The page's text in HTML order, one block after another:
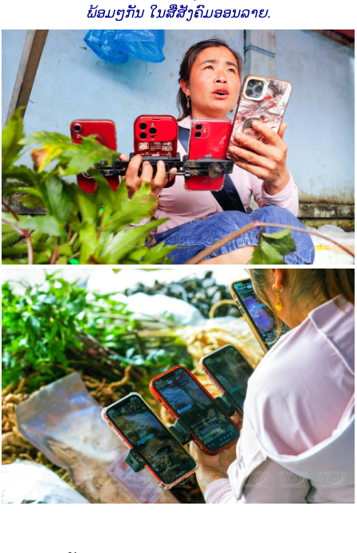
ພ້ອມໆກັນ ໃນສື່ສັງຄົມອອນລາຍ.